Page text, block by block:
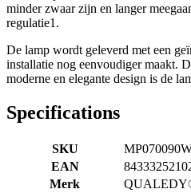
minder zwaar zijn en langer
regulatie1.
De lamp wordt geleverd met een
installatie nog eenvoudiger maakt.
moderne en elegante design is de
Specifications
SKU
EAN
Merk